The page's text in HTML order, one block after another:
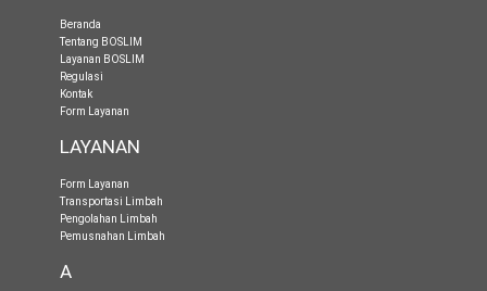
Beranda
Tentang BOSLIM
Layanan BOSLIM
Regulasi
Kontak
Form Layanan
LAYANAN
Form Layanan
Transportasi Limbah
Pengolahan Limbah
Pemusnahan Limbah
A